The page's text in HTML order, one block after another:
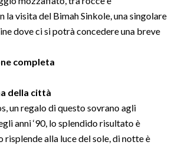
visita del Bimah Sinkole, una singolare
dove ci si potrà concedere una breve
completa
della città
un regalo di questo sovrano agli
anni ‘90, lo splendido risultato è
alla luce del sole, di notte è